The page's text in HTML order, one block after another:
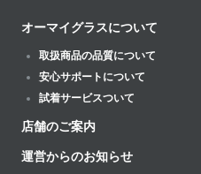
オーマイグラスについて
取扱商品の品質について
安心サポートについて
試着サービスついて
店舗のご案内
運営からのお知らせ